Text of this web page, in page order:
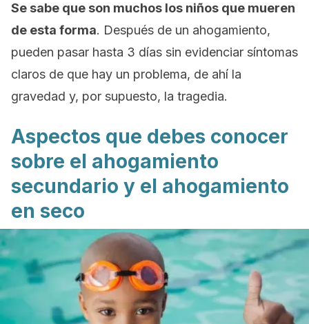
Se sabe que son muchos los niños que mueren
de esta forma. Después de un ahogamiento,
pueden pasar hasta 3 días sin evidenciar síntomas
claros de que hay un problema, de ahí la
gravedad y, por supuesto, la tragedia.
Aspectos que debes conocer
sobre el ahogamiento
secundario y el ahogamiento
en seco